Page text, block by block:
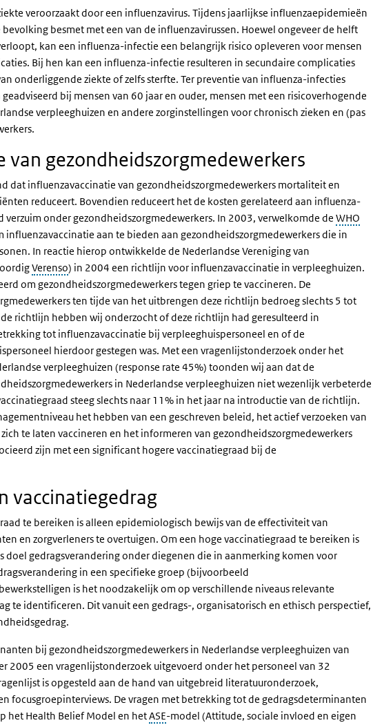
veroorzaakt door een influenzavirus. Tijdens jaarlijkse influenzaepidemieën
besmet met een van de influenzavirussen. Hoewel ongeveer de helft
kan een influenza-infectie een belangrijk risico opleveren voor mensen
Bij hen kan een influenza-infectie resulteren in secundaire complicaties
onderliggende ziekte of zelfs sterfte. Ter preventie van influenza-infecties
bij mensen van 60 jaar en ouder, mensen met een risicoverhogende
verpleeghuizen en andere zorginstellingen voor chronisch zieken en (pas
van gezondheidszorgmedewerkers
dat influenzavaccinatie van gezondheidszorgmedewerkers mortaliteit en
reduceert. Bovendien reduceert het de kosten gerelateerd aan influenza-
verzuim onder gezondheidszorgmedewerkers. In 2003, verwelkomde de WHO
aan te bieden aan gezondheidszorgmedewerkers die in
In reactie hierop ontwikkelde de Nederlandse Vereniging van
Verenso) in 2004 een richtlijn voor influenzavaccinatie in verpleeghuizen.
om gezondheidszorgmedewerkers tegen griep te vaccineren. De
ten tijde van het uitbrengen deze richtlijn bedroeg slechts 5 tot
richtlijn hebben wij onderzocht of deze richtlijn had geresulteerd in
tot influenzavaccinatie bij verpleeghuispersoneel en of de
hierdoor gestegen was. Met een vragenlijstonderzoek onder het
verpleeghuizen (response rate 45%) toonden wij aan dat de
in Nederlandse verpleeghuizen niet wezenlijk verbeterde
steeg slechts naar 11% in het jaar na introductie van de richtlijn.
het hebben van een geschreven beleid, het actief verzoeken van
te laten vaccineren en het informeren van gezondheidszorgmedewerkers
zijn met een significant hogere vaccinatiegraad bij de
vaccinatiegedrag
te bereiken is alleen epidemiologisch bewijs van de effectiviteit van
en zorgverleners te overtuigen. Om een hoge vaccinatiegraad te bereiken is
doel gedragsverandering onder diegenen die in aanmerking komen voor
in een specifieke groep (bijvoorbeeld
is het noodzakelijk om op verschillende niveaus relevante
te identificeren. Dit vanuit een gedrags-, organisatorisch en ethisch perspectief,
bij gezondheidszorgmedewerkers in Nederlandse verpleeghuizen van
2005 een vragenlijstonderzoek uitgevoerd onder het personeel van 32
is opgesteld aan de hand van uitgebreid literatuuronderzoek,
focusgroepinterviews. De vragen met betrekking tot de gedragsdeterminanten
het Health Belief Model en hetASE-model (Attitude, sociale invloed en eigen